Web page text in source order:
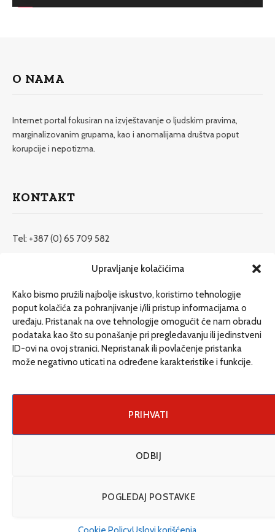
Upravljanje kolačićima
Kako bismo pružili najbolje iskustvo, koristimo tehnologije
poput kolačića za pohranjivanje i/ili pristup informacijama o
uređaju. Pristanak na ove tehnologije omogućit će nam obradu
podataka kao što su ponašanje pri pregledavanju ili jedinstveni
ID-ovi na ovoj stranici. Nepristanak ili povlačenje pristanka
može negativno uticati na određene karakteristike i funkcije.
PRIHVATI
ODBIJ
POGLEDAJ POSTAVKE
O NAMA
Internet portal fokusiran na izvještavanje o ljudskim pravima,
marginalizovanim grupama, kao i anomalijama društva poput
korupcije i nepotizma.
KONTAKT
Tel: +387 (0) 65 709 582
redakcija@etrafika.net
Dosije
Drugi pišu
Društvo
Cookie Policy (EU)